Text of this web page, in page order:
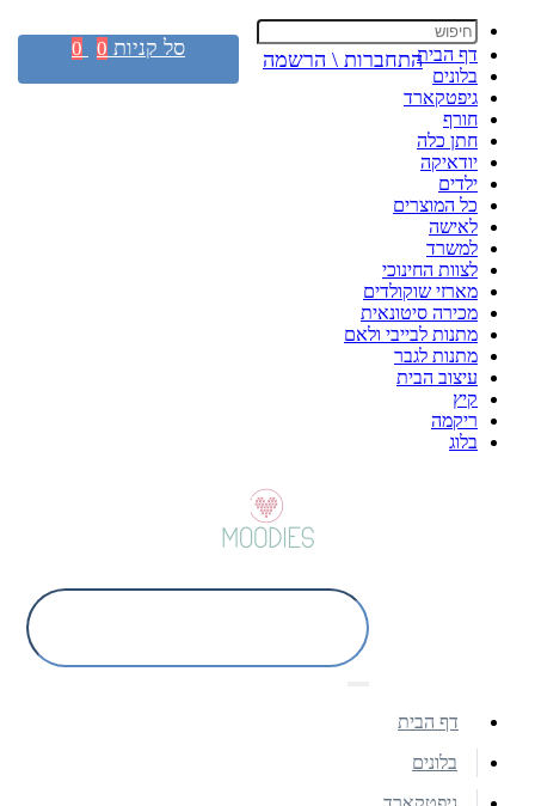
דף הבית
בלונים
גיפטקארד
חורף
חתן כלה
יודאיקה
ילדים
כל המוצרים
לאישה
למשרד
לצוות החינוכי
מארזי שוקולדים
מכירה סיטונאית
מתנות לבייבי ולאם
מתנות לגבר
עיצוב הבית
קיץ
ריקמה
בלוג
התחברות \ הרשמה סל קניות 0
0
דף הבית
בלונים